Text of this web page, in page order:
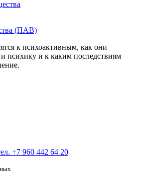
(ПАВ)
к психоактивным, как они
психику и к каким последствиям
+7 960 442 64 20